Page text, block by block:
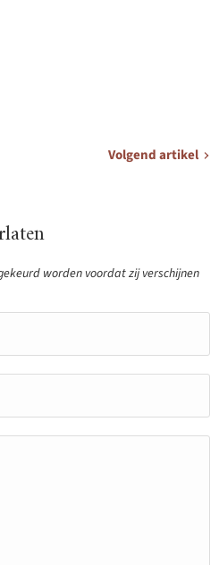
Volgend artikel
worden voordat zij verschijnen